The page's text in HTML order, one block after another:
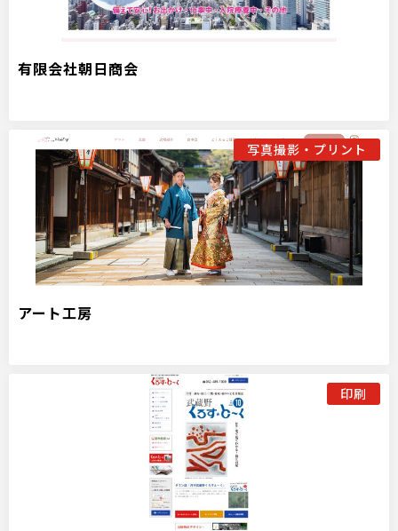
有限会社朝日商会
写真撮影・プリント
アート工房
印刷